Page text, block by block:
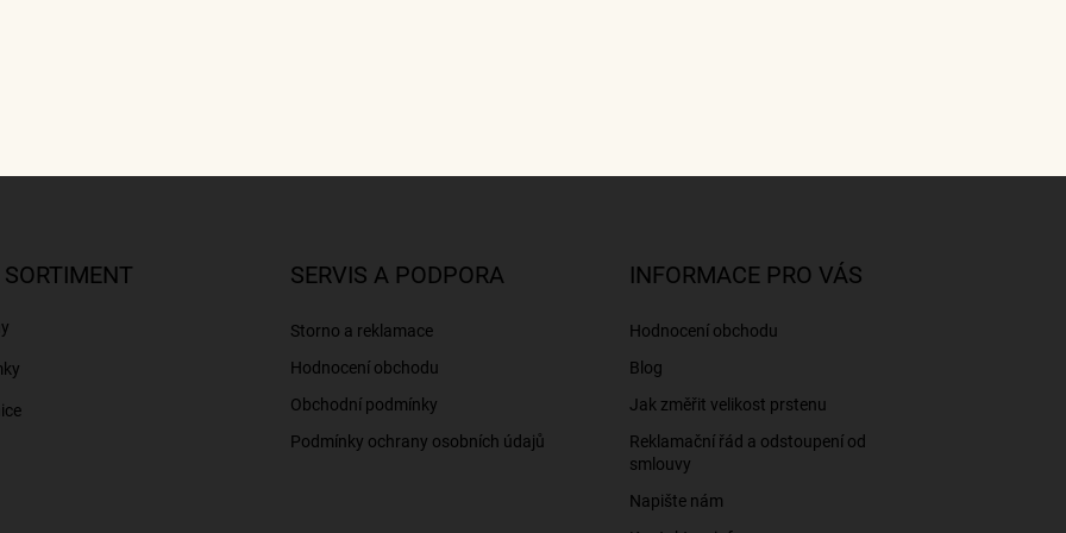
SERVIS A PODPORA
Storno a reklamace
Hodnocení obchodu
Obchodní podmínky
Podmínky ochrany osobních údajů
INFORMACE PRO VÁS
Hodnocení obchodu
Blog
Jak změřit velikost prstenu
Reklamační řád a odstoupení od
smlouvy
Napište nám